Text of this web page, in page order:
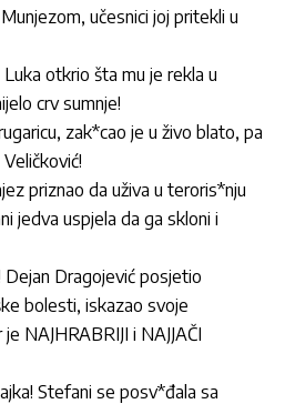
učesnici joj pritekli u
otkrio šta mu je rekla u
crv sumnje!
zak*cao je u živo blato, pa
priznao da uživa u teroris*nju
jedva uspjela da ga skloni i
Dragojević posjetio
bolesti, iskazao svoje
NAJHRABRIJI i NAJJAČI
Stefani se posv*đala sa